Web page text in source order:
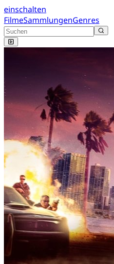
einschalten
FilmeSammlungenGenres